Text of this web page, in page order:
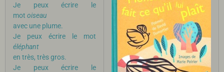
Je peux écrire le
mot oiseau
avec une plume.
Je peux écrire le mot
éléphant
en très, très gros.
Je peux écrire le